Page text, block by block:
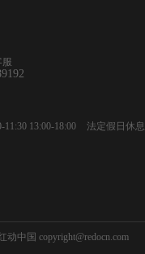
服
13:00-18:00 法定假日休息
中国 copyright@redocn.com